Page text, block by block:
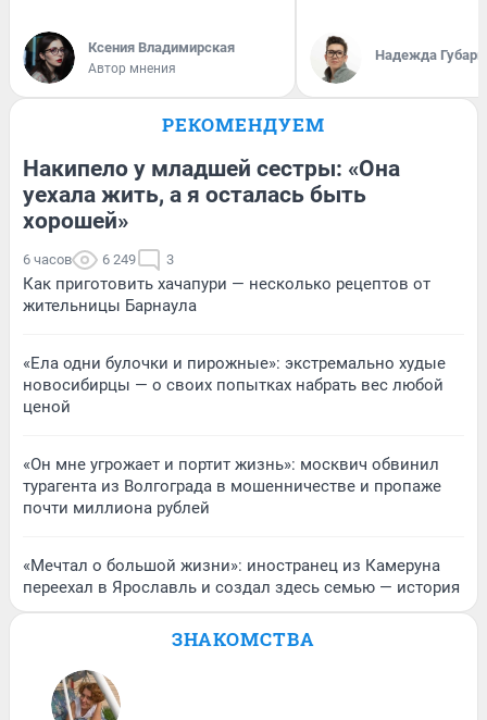
Ксения Владимирская
Автор мнения
Надежда Губарь
РЕКОМЕНДУЕМ
Накипело у младшей сестры: «Она
уехала жить, а я осталась быть
хорошей»
6 часов 6 249 3
Как приготовить хачапури — несколько рецептов от
жительницы Барнаула
«Ела одни булочки и пирожные»: экстремально худые
новосибирцы — о своих попытках набрать вес любой
ценой
«Он мне угрожает и портит жизнь»: москвич обвинил
турагента из Волгограда в мошенничестве и пропаже
почти миллиона рублей
«Мечтал о большой жизни»: иностранец из Камеруна
переехал в Ярославль и создал здесь семью — история
ЗНАКОМСТВА